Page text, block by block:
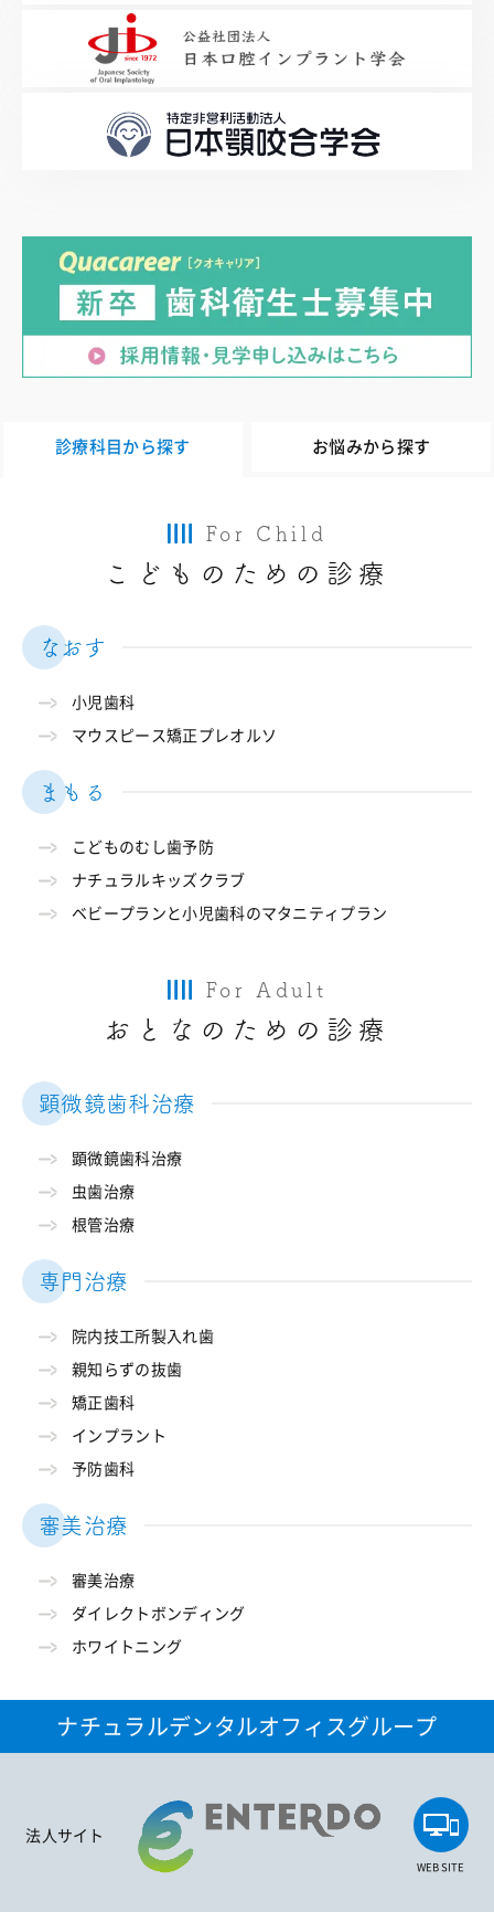
診療科目から探す お悩みから探す
For Child
こどものための診療
なおす
小児歯科
マウスピース矯正プレオルソ
まもる
こどものむし歯予防
ナチュラルキッズクラブ
ベビープランと小児歯科のマタニティプラン
For Adult
おとなのための診療
顕微鏡歯科治療
顕微鏡歯科治療
虫歯治療
根管治療
専門治療
院内技工所製入れ歯
親知らずの抜歯
矯正歯科
インプラント
予防歯科
審美治療
審美治療
ダイレクトボンディング
ホワイトニング
ナチュラルデンタルオフィスグループ
法人サイト
WEB SITE